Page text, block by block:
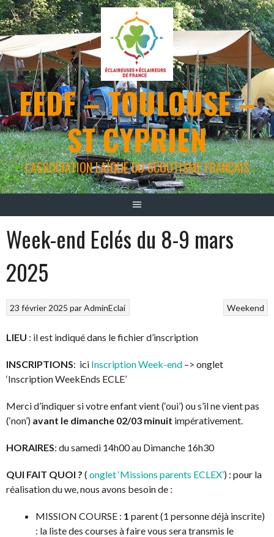
Aller
au
contenu
EEDF – TOULOUSE –
ST CYPRIEN
L'ASSOCIATION LAÏQUE DU SCOUTISME FRANÇAIS
Week-end Eclés du 8-9 mars
2025
Weekend
23 février 2025 parAdminEclai
LIEU : il est indiqué dans le fichier d’inscription
INSCRIPTIONS: ici Inscription Week-end –> onglet
‘Inscription WeekEnds ECLE’
Merci d’indiquer si votre enfant vient (‘oui’) ou s’il ne vient pas
(‘non’) avant le dimanche 02/03 minuit impérativement.
HORAIRES: du samedi 14h00 au Dimanche 16h30
QUI FAIT QUOI ? ( onglet ‘Missions parents ECLEX’) : pour la
réalisation du we, nous avons besoin de :
MISSION COURSE : 1 parent (1 personne déjà inscrite)
: la liste des courses à faire vous sera transmis le